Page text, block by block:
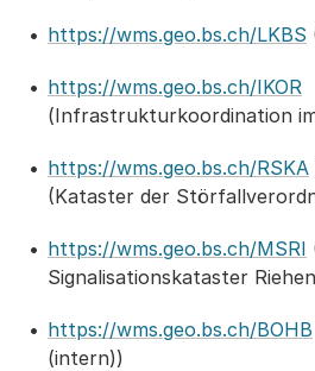
https://wms.geo.bs.ch/LKBS
https://wms.geo.bs.ch/IKOR
(Infrastrukturkoordination
https://wms.geo.bs.ch/RSKA
(Kataster der
https://wms.geo.bs.ch/MSRI
Signalisationskataster
https://wms.geo.bs.ch/BOHB
(intern))